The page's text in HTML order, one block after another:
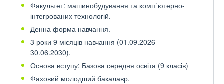
Факультет: машинобудування та комп`ютерно-
інтегрованих технологій.
Денна форма навчання.
3 роки 9 місяців навчання (01.09.2026 —
30.06.2030).
Основа вступу: Базова середня освіта (9 класів)
Фаховий молодший бакалавр.